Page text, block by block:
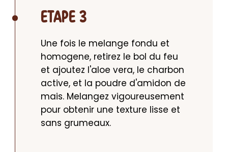
ETAPE 3
Une fois le melange fondu et
homogene, retirez le bol du feu
et ajoutez l'aloe vera, le charbon
active, et la poudre d'amidon de
mais. Melangez vigoureusement
pour obtenir une texture lisse et
sans grumeaux.